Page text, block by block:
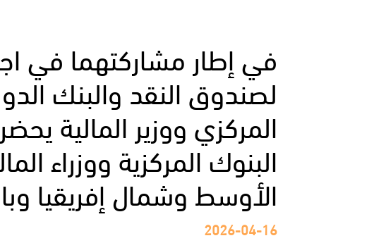
في إطار مشاركتهما في
لصندوق النقد والبنك
المركزي ووزير المالية
البنوك المركزية ووزراء
الأوسط وشمال إفريقيا
2026-04-16